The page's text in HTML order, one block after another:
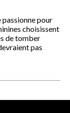
pour
choisissent
de tomber
pas